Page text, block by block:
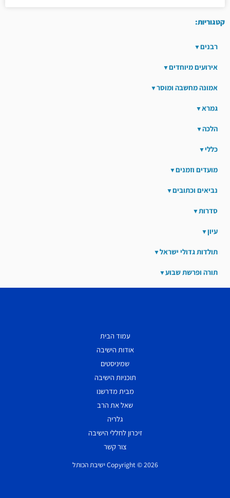
קטגוריות:
רבנים
אירועים מיוחדים
אמונה מחשבה ומוסר
גמרא
הלכה
כללי
מועדים וזמנים
נביאים וכתובים
סדרות
עיון
תולדות גדולי ישראל
תורה ופרשת שבוע
עמוד הבית
אודות הישיבה
שמיניסטים
תוכניות הישיבה
מבית מדרשנו
שאל את הרב
גלריה
זיכרון לחללי הישיבה
צור קשר
Copyright © 2026 ישיבת הכותל